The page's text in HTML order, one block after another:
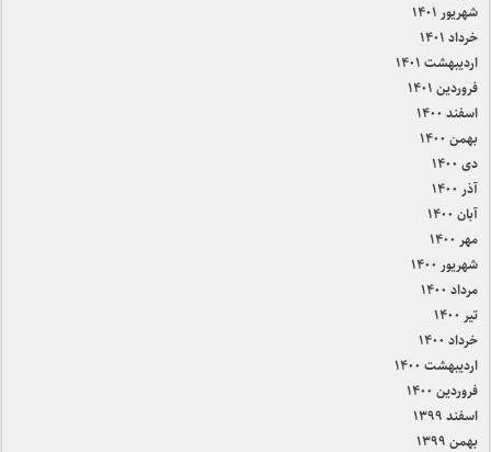
شهریور ۱۴۰۱
خرداد ۱۴۰۱
اردیبهشت ۱۴۰۱
فروردین ۱۴۰۱
اسفند ۱۴۰۰
بهمن ۱۴۰۰
دی ۱۴۰۰
آذر ۱۴۰۰
آبان ۱۴۰۰
مهر ۱۴۰۰
شهریور ۱۴۰۰
مرداد ۱۴۰۰
تیر ۱۴۰۰
خرداد ۱۴۰۰
اردیبهشت ۱۴۰۰
فروردین ۱۴۰۰
اسفند ۱۳۹۹
بهمن ۱۳۹۹